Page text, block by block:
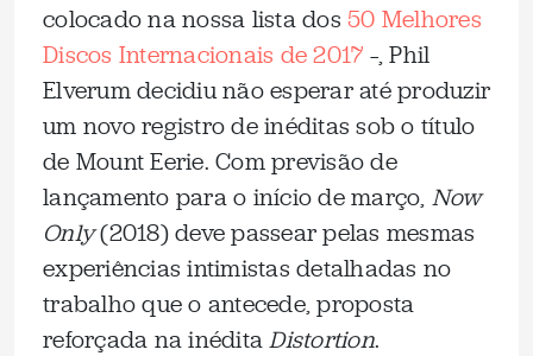
colocado na nossa lista dos 50 Melhores
Discos Internacionais de 2017 –, Phil
Elverum decidiu não esperar até produzir
um novo registro de inéditas sob o título
de Mount Eerie. Com previsão de
lançamento para o início de março, Now
Only(2018) deve passear pelas mesmas
experiências intimistas detalhadas no
trabalho que o antecede, proposta
reforçada na inéditaDistortion.